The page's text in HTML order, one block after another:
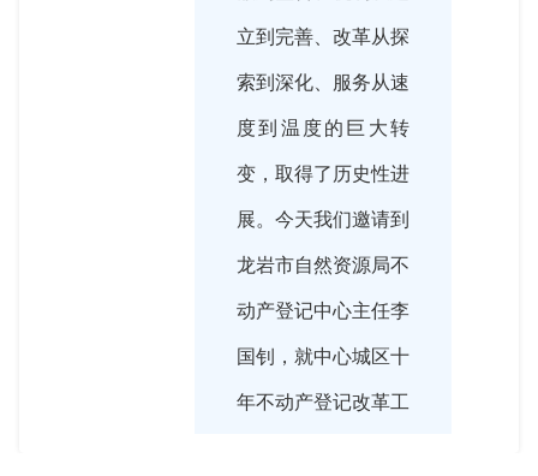
立到完善、改革从探
索到深化、服务从速
度到温度的巨大转
变，取得了历史性进
展。今天我们邀请到
龙岩市自然资源局不
动产登记中心主任李
国钊，就中心城区十
年不动产登记改革工